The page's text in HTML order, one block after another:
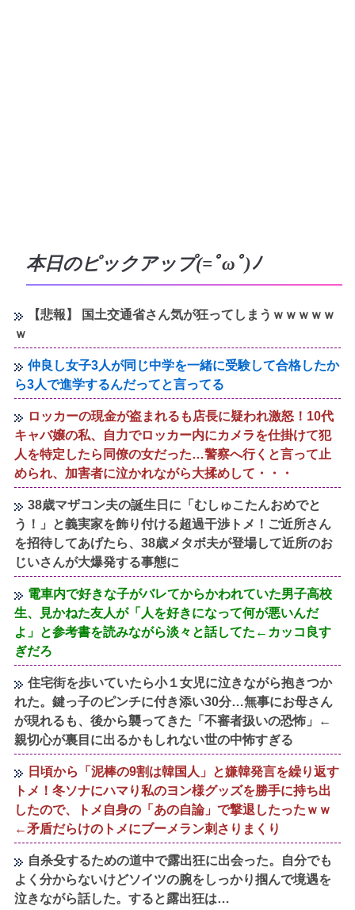
本日のピックアップ(=ﾟωﾟ)ﾉ
【悲報】 国土交通省さん気が狂ってしまうｗｗｗｗｗ
ｗ
仲良し女子3人が同じ中学を一緒に受験して合格したか
ら3人で進学するんだってと言ってる
ロッカーの現金が盗まれるも店長に疑われ激怒！10代
キャバ嬢の私、自力でロッカー内にカメラを仕掛けて犯
人を特定したら同僚の女だった…警察へ行くと言って止
められ、加害者に泣かれながら大揉めして・・・
38歳マザコン夫の誕生日に「むしゅこたんおめでと
う！」と義実家を飾り付ける超過干渉トメ！ご近所さん
を招待してあげたら、38歳メタボ夫が登場して近所のお
じいさんが大爆発する事態に
電車内で好きな子がバレてからかわれていた男子高校
生、見かねた友人が「人を好きになって何が悪いんだ
よ」と参考書を読みながら淡々と話してた←カッコ良す
ぎだろ
住宅街を歩いていたら小１女児に泣きながら抱きつか
れた。鍵っ子のピンチに付き添い30分…無事にお母さん
が現れるも、後から襲ってきた「不審者扱いの恐怖」←
親切心が裏目に出るかもしれない世の中怖すぎる
日頃から「泥棒の9割は韓国人」と嫌韓発言を繰り返す
トメ！冬ソナにハマり私のヨン様グッズを勝手に持ち出
したので、トメ自身の「あの自論」で撃退したったｗｗ
←矛盾だらけのトメにブーメラン刺さりまくり
自杀殳するための道中で露出狂に出会った。自分でも
よく分からないけどソイツの腕をしっかり掴んで境遇を
泣きながら話した。すると露出狂は…